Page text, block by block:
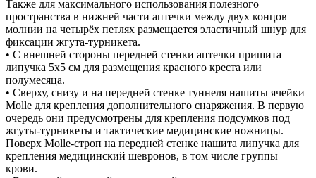
Также для максимального использования полезного
пространства в нижней части аптечки между двух концов
молнии на четырёх петлях размещается эластичный шнур для
фиксации жгута-турникета.
• С внешней стороны передней стенки аптечки пришита
липучка 5х5 см для размещения красного креста или
полумесяца.
• Сверху, снизу и на передней стенке туннеля нашиты ячейки
Molle для крепления дополнительного снаряжения. В первую
очередь они предусмотрены для крепления подсумков под
жгуты-турникеты и тактические медицинские ножницы.
Поверх Molle-строп на передней стенке нашита липучка для
крепления медицинский шевронов, в том числе группы
крови.